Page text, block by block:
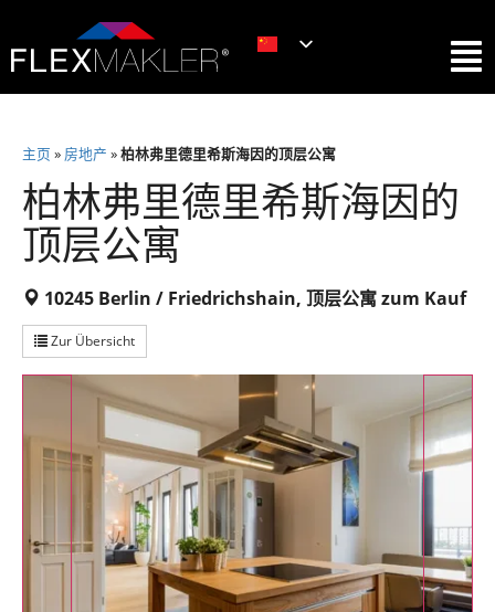
主页 » 房地产 »柏林弗里德里希斯海因的顶层公寓
柏林弗里德里希斯海因的
顶层公寓
10245 Berlin / Friedrichshain, 顶层公寓 zum Kauf
Zur Übersicht